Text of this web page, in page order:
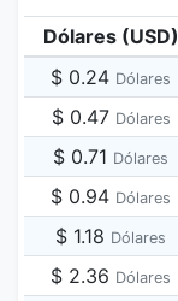
Dólares (USD)
$ 0.24 Dólares
$ 0.47 Dólares
$ 0.71 Dólares
$ 0.94 Dólares
$ 1.18 Dólares
$ 2.36 Dólares